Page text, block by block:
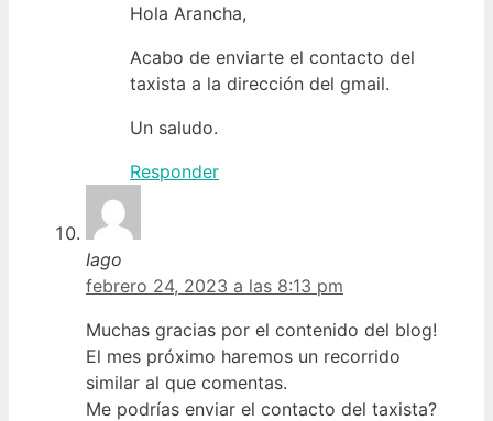
Hola Arancha,
Acabo de enviarte el contacto del
taxista a la dirección del gmail.
Un saludo.
Responder
Iago
febrero 24, 2023 a las 8:13 pm
Muchas gracias por el contenido del blog!
El mes próximo haremos un recorrido
similar al que comentas.
Me podrías enviar el contacto del taxista?